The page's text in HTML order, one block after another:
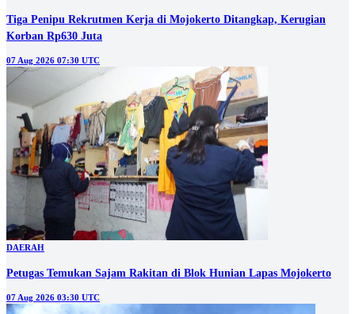
Tiga Penipu Rekrutmen Kerja di Mojokerto Ditangkap, Kerugian
Korban Rp630 Juta
07 Aug 2026 07:30 UTC
DAERAH
Petugas Temukan Sajam Rakitan di Blok Hunian Lapas Mojokerto
07 Aug 2026 03:30 UTC